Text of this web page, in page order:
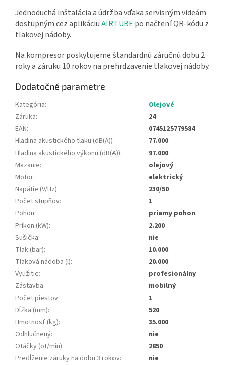
Jednoduchá inštalácia a údržba vďaka servisným videám
dostupným cez aplikáciuAIRTUBE po načtení QR-kódu z
tlakovej nádoby.
Na kompresor poskytujeme štandardnú záručnú dobu 2
roky a záruku 10 rokov na prehrdzavenie tlakovej nádoby.
Dodatočné parametre
Kategória:
Olejové
Záruka:
24
EAN:
0745125779584
Hladina akustického tlaku (dB(A)):
77.000
Hladina akustického výkonu (dB(A)):
97.000
Mazanie:
olejový
Motor:
elektrický
Napätie (V/Hz):
230/50
Počet stupňov:
1
Pohon:
priamy pohon
Príkon (kW):
2.200
Sušička:
nie
Tlak (bar):
10.000
Tlaková nádoba (l):
20.000
Využitie:
profesionálny
Zástavba:
mobilný
Počet piestov:
1
Dĺžka (mm):
520
Hmotnosť (kg):
35.000
Odhlučnený:
nie
Otáčky (ot/min):
2850
Predĺženie záruky na dobu 3 rokov:
nie